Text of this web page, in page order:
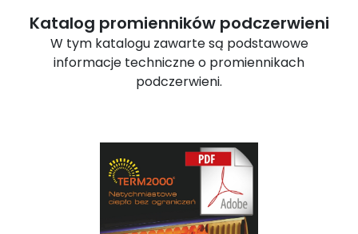
Katalog promienników podczerwieni
W tym katalogu zawarte są podstawowe
informacje techniczne o promiennikach
podczerwieni.